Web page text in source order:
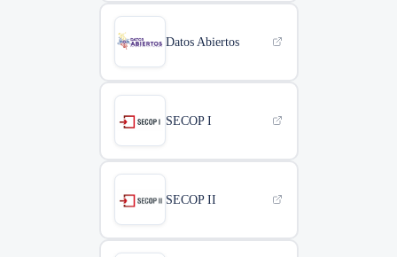
Datos Abiertos
SECOP I
SECOP II